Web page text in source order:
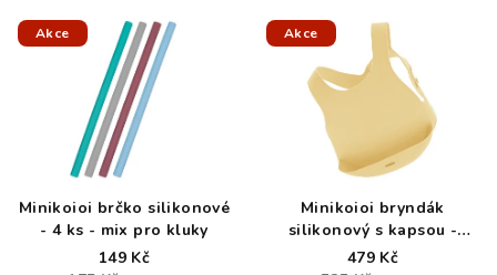
Akce
Minikoioi brčko silikonové
- 4 ks - mix pro kluky
149 Kč
Akce
Minikoioi bryndák
silikonový s kapsou -
Yellow
479 Kč